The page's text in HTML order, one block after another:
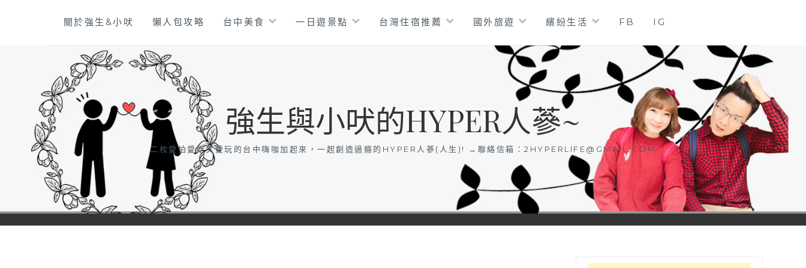
關於強生&小吠 懶人包攻略 台中美食 一日遊景點 台灣住宿推薦 國外旅遊 繽紛生活 FB IG
強生與小吠的HYPER人蔘~
二枚愛拍愛吃又愛玩的台中嗨咖加起來，一起創造過癮的HYPER人蔘(人生)! →聯絡信箱： 2HYPERLIFE@GMAIL.COM